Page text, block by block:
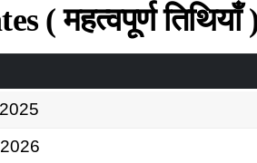
महत्वपूर्ण तिथियाँ